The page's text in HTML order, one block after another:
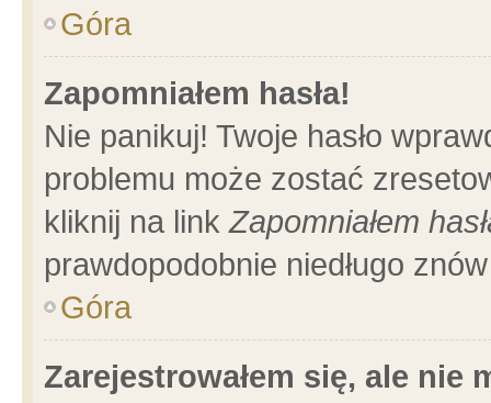
Góra
Zapomniałem hasła!
Nie panikuj! Twoje hasło
problemu może zostać
kliknij na linkZapomniałem
prawdopodobnie niedługo
Góra
Zarejestrowałem się, ale nie